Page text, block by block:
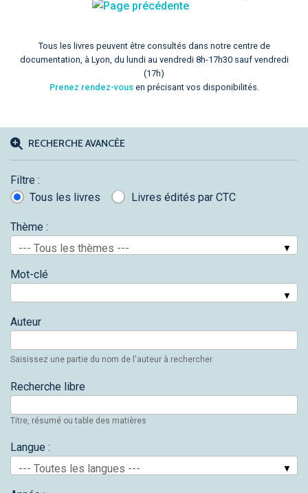
Tous les livres peuvent être consultés dans notre centre de
documentation, à Lyon, du lundi au vendredi 8h-17h30 sauf vendredi
(17h)
Prenez rendez-vousen précisant vos disponibilités.
RECHERCHE AVANCÉE
Filtre :
Tous les livres
Livres édités par CTC
Thème :
--- Tous les thèmes ---
Mot-clé
Auteur
Saisissez une partie du nom de l'auteur à rechercher
Recherche libre
Titre, résumé ou table des matières
Langue :
--- Toutes les langues ---